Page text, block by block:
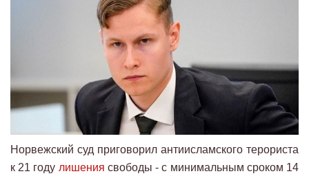
Норвежский суд приговорил антиисламского терориста
к 21 году лишения свободы - с минимальным сроком 14